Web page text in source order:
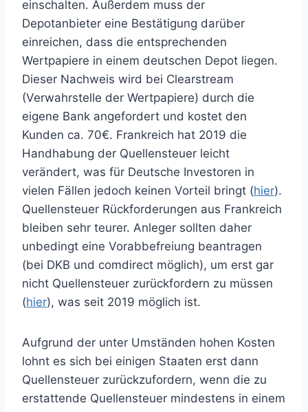
einschalten. Außerdem muss der
Depotanbieter eine Bestätigung darüber
einreichen, dass die entsprechenden
Wertpapiere in einem deutschen Depot liegen.
Dieser Nachweis wird bei Clearstream
(Verwahrstelle der Wertpapiere) durch die
eigene Bank angefordert und kostet den
Kunden ca. 70€. Frankreich hat 2019 die
Handhabung der Quellensteuer leicht
verändert, was für Deutsche Investoren in
vielen Fällen jedoch keinen Vorteil bringt (hier).
Quellensteuer Rückforderungen aus Frankreich
bleiben sehr teurer. Anleger sollten daher
unbedingt eine Vorabbefreiung beantragen
(bei DKB und comdirect möglich), um erst gar
nicht Quellensteuer zurückfordern zu müssen
(hier), was seit 2019 möglich ist.
Aufgrund der unter Umständen hohen Kosten
lohnt es sich bei einigen Staaten erst dann
Quellensteuer zurückzufordern, wenn die zu
erstattende Quellensteuer mindestens in einem